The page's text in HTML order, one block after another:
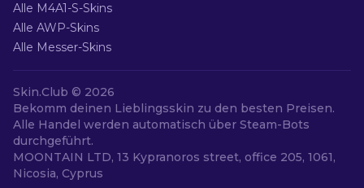
Alle M4A1-S-Skins
Alle AWP-Skins
Alle Messer-Skins
Skin.Club © 2026
Bekomm deinen Lieblingsskin zu den besten Preisen.
Alle Handel werden automatisch über Steam-Bots
durchgeführt.
MOONTAIN LTD, 13 Kypranoros street, office 205, 1061,
Nicosia, Cyprus